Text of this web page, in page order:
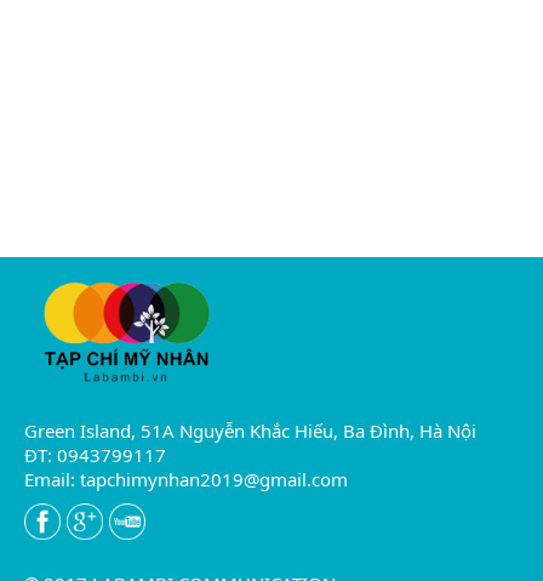
Green Island, 51A Nguyễn Khắc Hiếu, Ba Đình, Hà Nội
ĐT: 0943799117
Email: tapchimynhan2019@gmail.com